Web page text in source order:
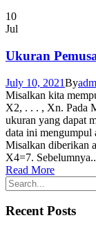
10
Jul
Ukuran
July 10, 2021By
Misalkan kita
X2, . . . , Xn. Pada
ukuran yang dapat
data ini mengumpul
Misalkan diberikan
X4=7.
Read More
Recent Posts